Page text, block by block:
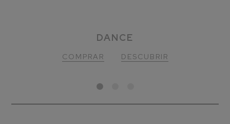
DANCE
COMPRAR DESCUBRIR
DANCE MIDNIGHT
COMPRAR DESCUBRIR
ROJO
COMPRAR DESCUBRIR